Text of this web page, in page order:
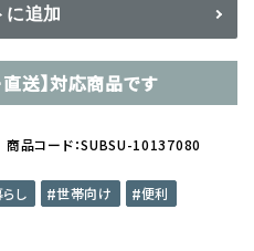
に追加
送】対応商品です
商品コード：SUBSU-10137080
し 世帯向け
便利